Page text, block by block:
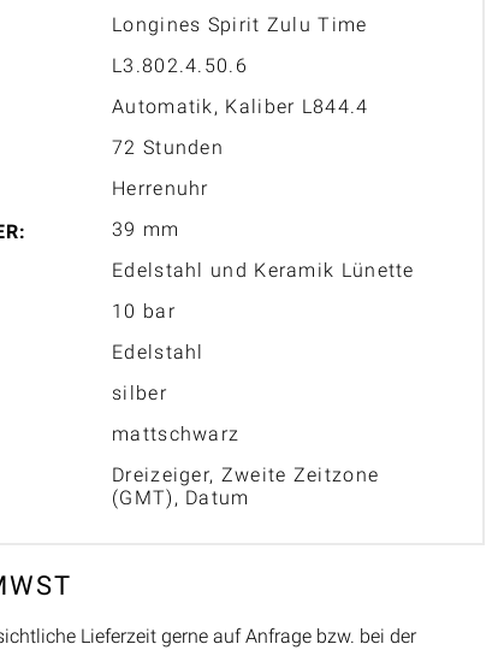
Longines Spirit Zulu Time
L3.802.4.50.6
Automatik, Kaliber L844.4
72 Stunden
Herrenuhr
39 mm
Edelstahl und Keramik Lünette
10 bar
Edelstahl
silber
mattschwarz
Dreizeiger, Zweite Zeitzone
(GMT), Datum
Lieferzeit gerne auf Anfrage bzw. bei der